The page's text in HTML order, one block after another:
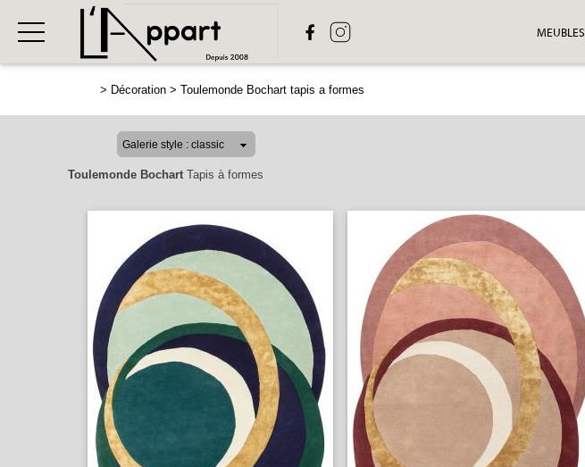
MEUBLES
> Décoration > Toulemonde Bochart tapis a formes
Toulemonde Bochart Tapis à formes